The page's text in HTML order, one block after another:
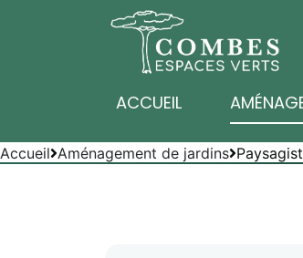
ACCUEIL
Accueil Aménagement de jardins